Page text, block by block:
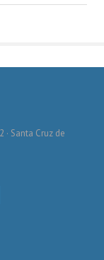
Santa Cruz de